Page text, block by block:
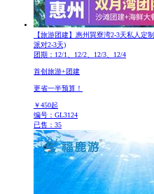
【旅游团建】惠州巽寮湾2-3天私人定制
派对2-3天)
团期：12/1、12/2、12/3、12/4
首创旅游+团建
更省一半预算！
￥450起
编号：GL3124
已售：35